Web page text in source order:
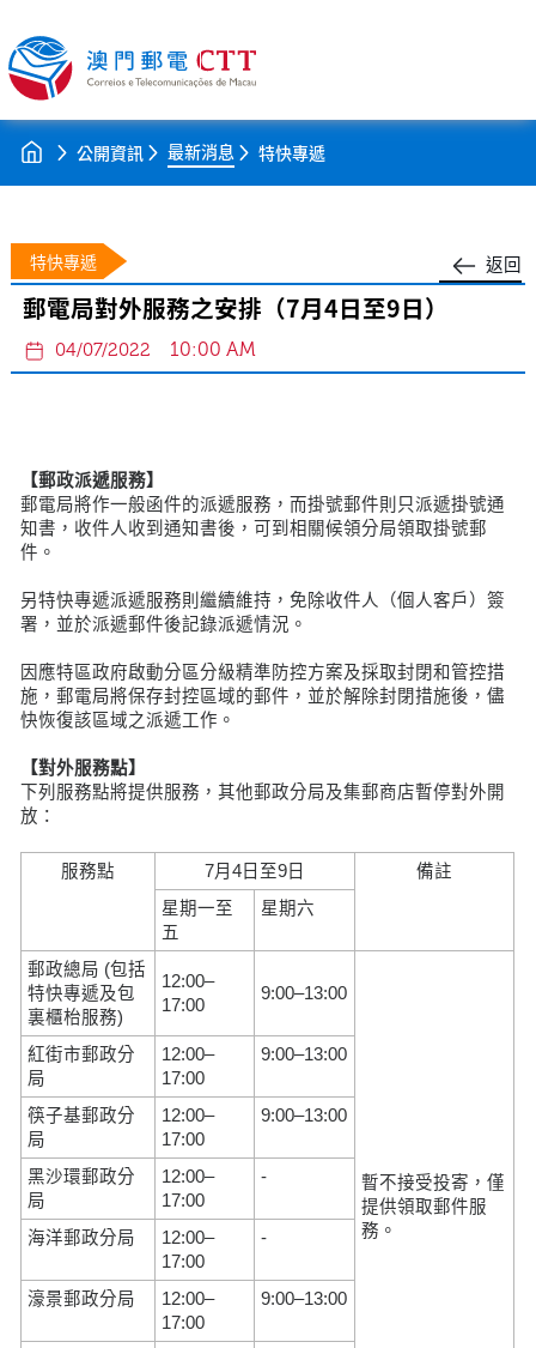
公開資訊 最新消息 特快專遞
返回
特快專遞
郵電局對外服務之安排（7月4日至9日）
04/07/2022 10:00 AM
【郵政派遞服務】
郵電局將作一般函件的派遞服務，而掛號郵件則只派遞掛號通
知書，收件人收到通知書後，可到相關候領分局領取掛號郵
件。
另特快專遞派遞服務則繼續維持，免除收件人（個人客戶）簽
署，並於派遞郵件後記錄派遞情況。
因應特區政府啟動分區分級精準防控方案及採取封閉和管控措
施，郵電局將保存封控區域的郵件，並於解除封閉措施後，儘
快恢復該區域之派遞工作。
【對外服務點】
下列服務點將提供服務，其他郵政分局及集郵商店暫停對外開
放：
服務點 7月4日至9日
備註
星期一至
五
星期六
郵政總局 (包括
特快專遞及包
裏櫃枱服務)
12:00–
17:00
9:00–13:00
暫不接受投寄，僅
提供領取郵件服
務。
紅街市郵政分
局
12:00–
17:00
9:00–13:00
筷子基郵政分
局
12:00–
17:00
9:00–13:00
黑沙環郵政分
局
12:00–
17:00
-
海洋郵政分局
12:00–
17:00
-
濠景郵政分局
12:00–
17:00
9:00–13:00